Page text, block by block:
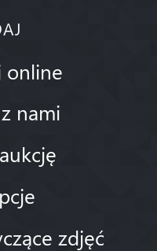
online
nami
zdjęć